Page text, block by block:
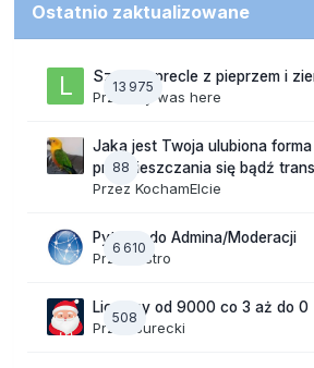
Ostatnio zaktualizowane
13 975
Szalone precle z pieprzem i
Przezlily was here
88
Jaka jest Twoja ulubiona forma
przemieszczania się bądź
Przez KochamElcie
6 610
Pytanie do Admina/Moderacji
PrzezAstro
508
Liczymy od 9000 co 3 aż do 0
PrzezJurecki